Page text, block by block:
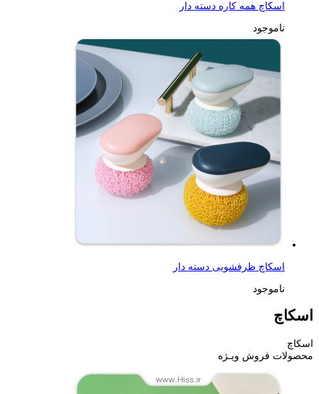
اسکاچ همه کاره دسته دار
ناموجود
اسکاچ ظرفشویی دسته دار
ناموجود
اسکاچ
اسکاچ
محصولات فروش ویـژه